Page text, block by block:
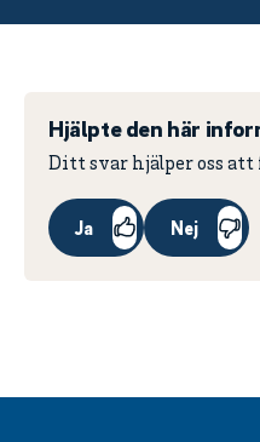
Hjälpte den här
Ditt svar hjälper oss
Ja Nej